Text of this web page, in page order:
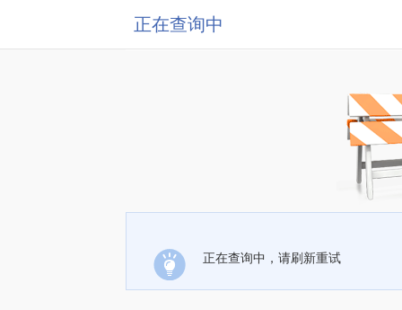
正在查询中
正在查询中，请刷新重试